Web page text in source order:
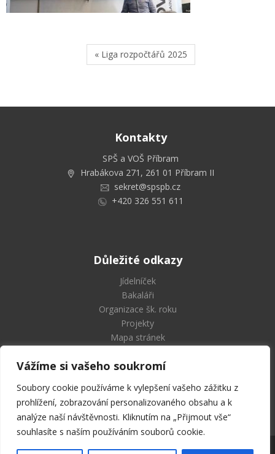
Vážíme si vašeho soukromí
Soubory cookie používáme k vylepšení vašeho zážitku z
prohlížení, zobrazování personalizovaného obsahu a k
analýze naší návštěvnosti. Kliknutím na „Přijmout vše“
souhlasíte s naším používáním souborů cookie.
« Liga rozpočtářů 2025
Kontakty
SPŠ a VOŠ Příbram
Hrabákova 271, 261 01 Příbram II
sekret@spspb.cz
+420 326 551 611
Důležité odkazy
Jídelníček
Bakaláři
Organizace šk. roku
Projekty
Mapa stránek
Střední průmyslová škola
a Vyšší odborná škola Příbram